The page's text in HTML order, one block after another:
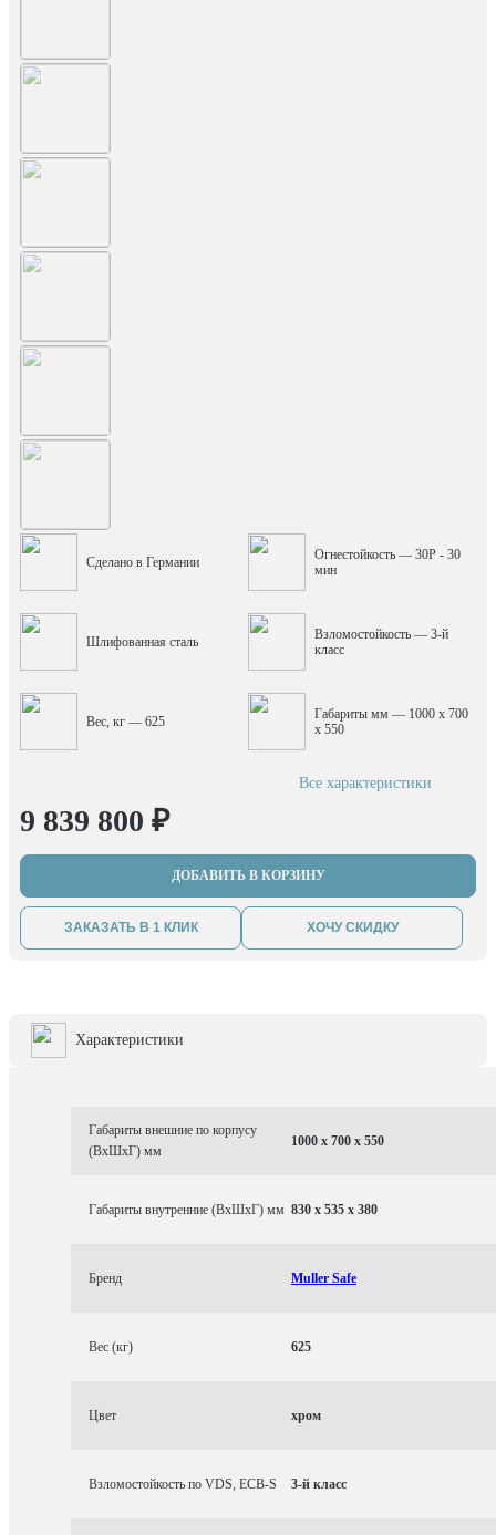
Сделано в Германии
Огнестойкость — 30P - 30
мин
Шлифованная сталь
Взломостойкость — 3-й
класс
Вес, кг — 625
Габариты мм — 1000 x 700
x 550
Все характеристики
9 839 800 ₽
ДОБАВИТЬ В КОРЗИНУ
ЗАКАЗАТЬ В 1 КЛИК ХОЧУ СКИДКУ
Характеристики
Габариты внешние по корпусу
(ВхШхГ) мм
1000 x 700 x 550
Габариты внутренние (ВхШхГ) мм 830 x 535 x 380
Бренд Muller Safe
Вес (кг) 625
Цвет хром
Взломостойкость по VDS, ECB-S 3-й класс